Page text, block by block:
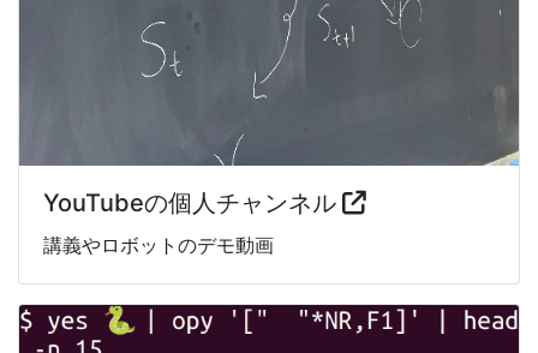
YouTubeの個人チャンネル
講義やロボットのデモ動画